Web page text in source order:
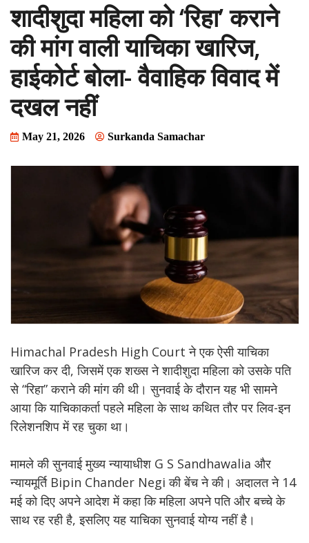
शादीशुदा महिला को ‘रिहा’ कराने
की मांग वाली याचिका खारिज,
हाईकोर्ट बोला- वैवाहिक विवाद में
दखल नहीं
May 21, 2026 Surkanda Samachar
Himachal Pradesh High Court ने एक ऐसी याचिका
खारिज कर दी, जिसमें एक शख्स ने शादीशुदा महिला को उसके पति
से “रिहा” कराने की मांग की थी। सुनवाई के दौरान यह भी सामने
आया कि याचिकाकर्ता पहले महिला के साथ कथित तौर पर लिव-इन
रिलेशनशिप में रह चुका था।
मामले की सुनवाई मुख्य न्यायाधीश G S Sandhawalia और
न्यायमूर्ति Bipin Chander Negi की बेंच ने की। अदालत ने 14
मई को दिए अपने आदेश में कहा कि महिला अपने पति और बच्चे के
साथ रह रही है, इसलिए यह याचिका सुनवाई योग्य नहीं है।